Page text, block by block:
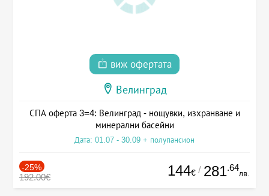
виж офертата
Велинград
СПА оферта 3=4: Велинград - нощувки, изхранване и
минерални басейни
Дата: 01.07 - 30.09 + полупансион
-25%
192.00€ 144€ / 281.64
лв.